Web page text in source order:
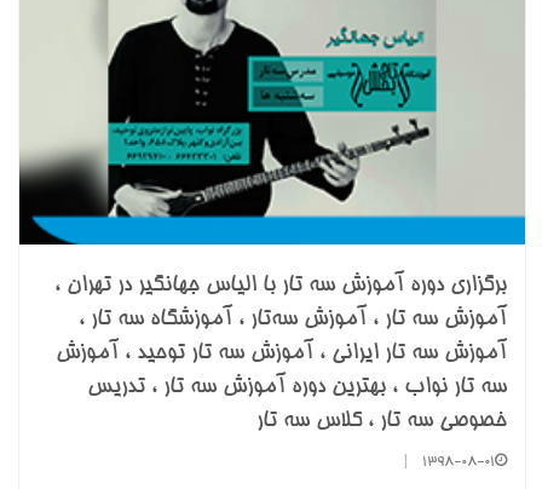
برگزاری دوره آموزش سه تار با الیاس جهانگیر در تهران ،
آموزش سه تار ، آموزش سه‌تار ، آموزشگاه سه تار ،
آموزش سه تار ایرانی ، آموزش سه تار توحید ، آموزش
سه تار نواب ، بهترین دوره آموزش سه تار ، تدریس
خصوصی سه تار ، کلاس سه تار
1398-08-01